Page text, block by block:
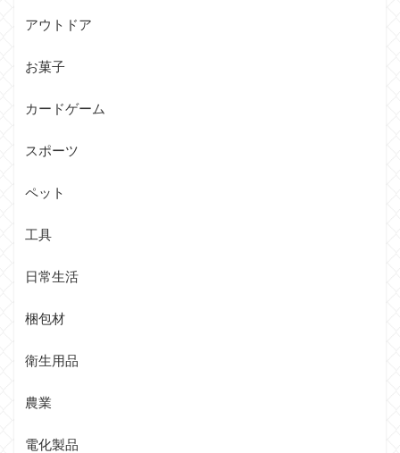
アウトドア
お菓子
カードゲーム
スポーツ
ペット
工具
日常生活
梱包材
衛生用品
農業
電化製品